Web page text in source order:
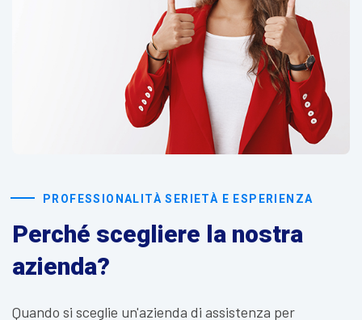
PROFESSIONALITÀ SERIETÀ E ESPERIENZA
Perché scegliere la nostra
azienda?
Quando si sceglie un'azienda di assistenza per